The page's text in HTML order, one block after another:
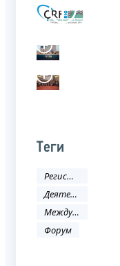
Теги
Регистрация
Деятельность ФНС
Международное сотрудничество
Форум